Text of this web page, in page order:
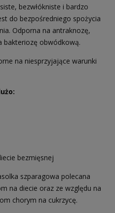
bezwłókniste i bardzo
do bezpośredniego spożycia
Odporna na antraknozę,
bakteriozę obwódkową.
na niesprzyjające warunki
bezmięsnej
szparagowa polecana
na diecie oraz ze względu na
chorym na cukrzycę.